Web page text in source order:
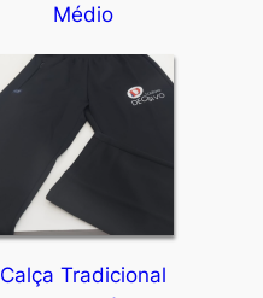
Médio
Calça Tradicional